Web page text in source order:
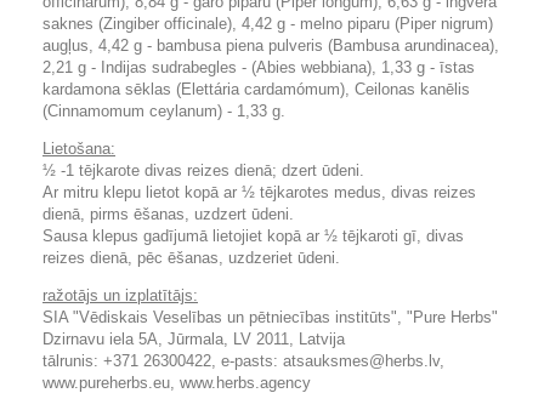
saknes (Zingiber officinale), 4,42 g - melno piparu (Piper nigrum)
augļus, 4,42 g - bambusa piena pulveris (Bambusa arundinacea),
2,21 g - Indijas sudrabegles - (Abies webbiana), 1,33 g - īstas
kardamona sēklas (Elettária cardamómum), Ceilonas kanēlis
(Cinnamomum ceylanum) - 1,33 g.
Lietošana:
½ -1 tējkarote divas reizes dienā; dzert ūdeni.
Ar mitru klepu lietot kopā ar ½ tējkarotes medus, divas reizes
dienā, pirms ēšanas, uzdzert ūdeni.
Sausa klepus gadījumā lietojiet kopā ar ½ tējkaroti gī, divas
reizes dienā, pēc ēšanas, uzdzeriet ūdeni.
ražotājs un izplatītājs:
SIA "Vēdiskais Veselības un pētniecības institūts", "Pure Herbs"
Dzirnavu iela 5A, Jūrmala, LV 2011, Latvija
tālrunis: +371 26300422, e-pasts: atsauksmes@herbs.lv,
www.pureherbs.eu, www.herbs.agency